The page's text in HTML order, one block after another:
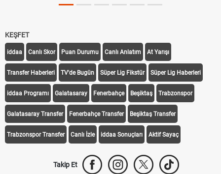
KEŞFET
iddaa Canlı Skor Puan Durumu Canlı Anlatım At Yarışı
Transfer Haberleri TV'de Bugün Süper Lig Fikstür Süper Lig Haberleri
iddaa Programı Galatasaray Fenerbahçe Beşiktaş Trabzonspor
Galatasaray Transfer Fenerbahçe Transfer Beşiktaş Transfer
Trabzonspor Transfer Canlı İzle iddaa Sonuçları Aktif Sayaç
Takip Et